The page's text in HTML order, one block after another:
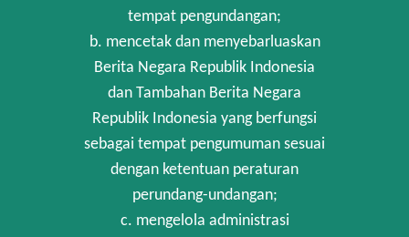
tempat pengundangan;
b. mencetak dan menyebarluaskan
Berita Negara Republik Indonesia
dan Tambahan Berita Negara
Republik Indonesia yang berfungsi
sebagai tempat pengumuman sesuai
dengan ketentuan peraturan
perundang-undangan;
c. mengelola administrasi